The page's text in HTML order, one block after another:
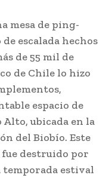
mesa de ping-
escalada hechos
de 55 mil de
de Chile lo hizo
espacio de
Alto, ubicada en la
del Biobío. Este
destruido por
temporada estival